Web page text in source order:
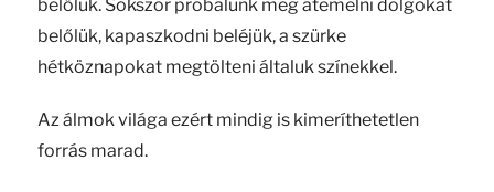
belőlük. Sokszor próbálunk meg átemelni dolgokat
belőlük, kapaszkodni beléjük, a szürke
hétköznapokat megtölteni általuk színekkel.
Az álmok világa ezért mindig is kimeríthetetlen
forrás marad.